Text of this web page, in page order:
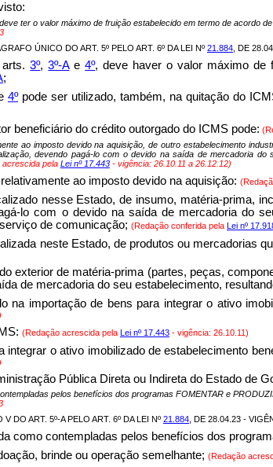
ter o valor máximo de fruição estabelecido em termo de acordo
ÚNICO DO ART. 5º PELO ART. 6º DA LEI Nº 21.884, DE
arts.3º,3º-Ae4º, deve haver o valor máximo de
;
4ºpode ser utilizado, também, na quitação do
beneficiário do crédito outorgado do ICMS pode:
ao imposto devido na aquisição, de outro estabelecimento
devendo pagá-lo com o devido na saída de mercadoria
acrescida pela Lei nº 17.443- vigência: 26.10.11 a 26.12.12)
ao imposto devido na aquisição:
nesse Estado, de insumo, matéria-prima,
lo com o devido na saída de mercadoria do
de comunicação; (Redação conferida pela Lei nº
neste Estado, de produtos ou mercadorias
exterior de matéria-prima (partes, peças,
de mercadoria do seu estabelecimento,
na importação de bens para integrar o ativo
(Redação acrescida pela Lei nº 17.443- vigência: 26.10.11)
integrar o ativo imobilizado de estabelecimento
Pública Direta ou Indireta do Estado de
pelos benefícios dos programas FOMENTAR e
DO ART. 5º-A PELO ART. 6º DA LEI Nº 21.884, DE 28.04.23 -
como contempladas pelos benefícios dos
brinde ou operação semelhante; (Redação